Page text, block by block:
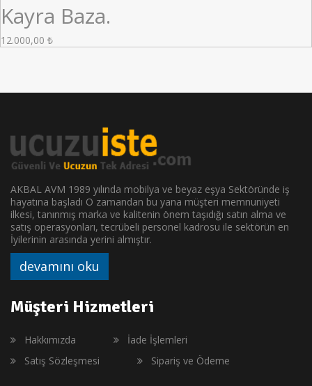
Kayra Baza.
12.000,00 ₺
AKBAL AVM 1989 yılında mobilya ve beyaz eşya Sektöründe iş
hayatına başladı O zamandan bu yana müşteri memnuniyeti
ilkesi, tanınmış marka ve kalitenin önem taşıdığı satın alma ve
satış operasyonları, tecrübeli personel kadrosu ile sektörün en
İyilerinin arasında yerini almıştır.
devamını oku
Müşteri Hizmetleri
Hakkımızda
İade İşlemleri
Satış Sözleşmesi
Sipariş ve Ödeme